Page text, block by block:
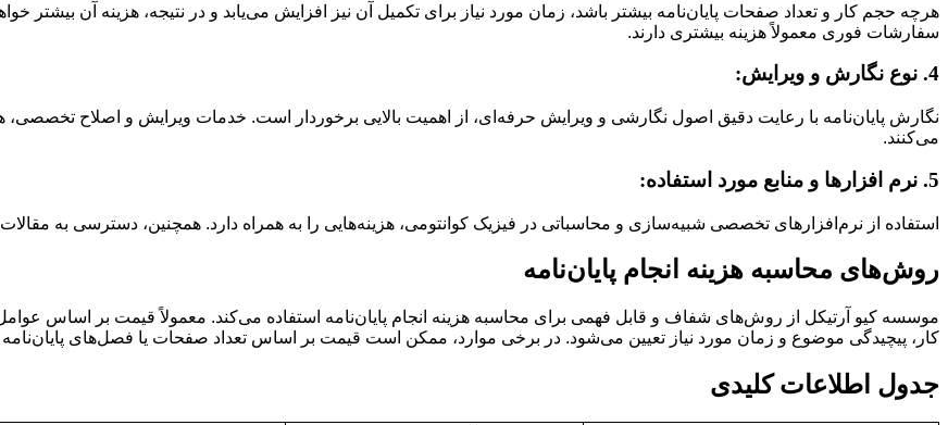
هرچه حجم کار و تعداد صفحات پایان‌نامه بیشتر باشد، زمان مورد نیاز برای تکمیل آن نیز افزایش می‌یابد و در نتیجه، هزینه آن
سفارشات فوری معمولاً هزینه بیشتری دارند.
4. نوع نگارش و ویرایش:
نگارش پایان‌نامه با رعایت دقیق اصول نگارشی و ویرایش حرفه‌ای، از اهمیت بالایی برخوردار است. خدمات ویرایش و اصلاح تخصصی،
می‌کنند.
5. نرم افزارها و منابع مورد استفاده:
استفاده از نرم‌افزارهای تخصصی شبیه‌سازی و محاسباتی در فیزیک کوانتومی، هزینه‌هایی را به همراه دارد. همچنین، دسترسی به
روش‌های محاسبه هزینه انجام پایان‌نامه
موسسه کیو آرتیکل از روش‌های شفاف و قابل فهمی برای محاسبه هزینه انجام پایان‌نامه استفاده می‌کند. معمولاً قیمت بر اساس
کار، پیچیدگی موضوع و زمان مورد نیاز تعیین می‌شود. در برخی موارد، ممکن است قیمت بر اساس تعداد صفحات یا فصل‌های
جدول اطلاعات کلیدی